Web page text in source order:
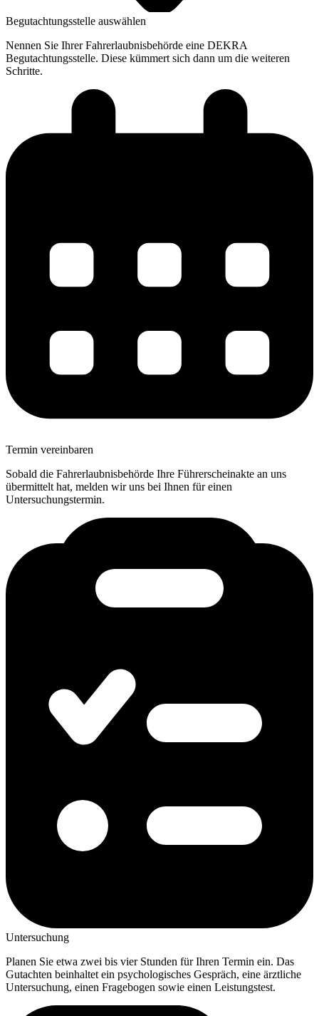
Begutachtungsstelle auswählen
Nennen Sie Ihrer Fahrerlaubnisbehörde eine DEKRA
Begutachtungsstelle. Diese kümmert sich dann um die weiteren
Schritte.
Termin vereinbaren
Sobald die Fahrerlaubnisbehörde Ihre Führerscheinakte an uns
übermittelt hat, melden wir uns bei Ihnen für einen
Untersuchungstermin.
Untersuchung
Planen Sie etwa zwei bis vier Stunden für Ihren Termin ein. Das
Gutachten beinhaltet ein psychologisches Gespräch, eine ärztliche
Untersuchung, einen Fragebogen sowie einen Leistungstest.